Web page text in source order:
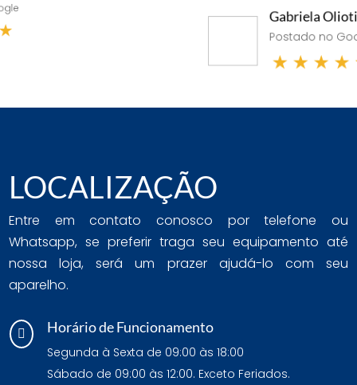
Gabriela Olioti
★★★
LOCALIZAÇÃO
Entre em contato conosco por telefone ou
Whatsapp, se preferir traga seu equipamento até
nossa loja, será um prazer ajudá-lo com seu
aparelho.
 Horário de Funcionamento
Segunda à Sexta de 09:00 às 18:00
Sábado de 09:00 às 12:00. Exceto Feriados.